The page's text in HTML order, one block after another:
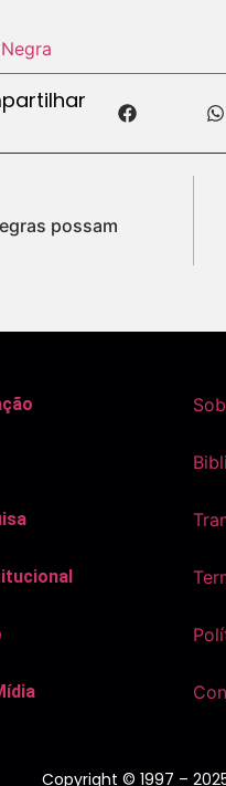
possam
Copyright © 1997 –